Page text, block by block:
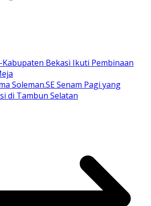
Kabupaten Bekasi Ikuti Pembinaan
Soleman.SE Senam Pagi yang
di Tambun Selatan